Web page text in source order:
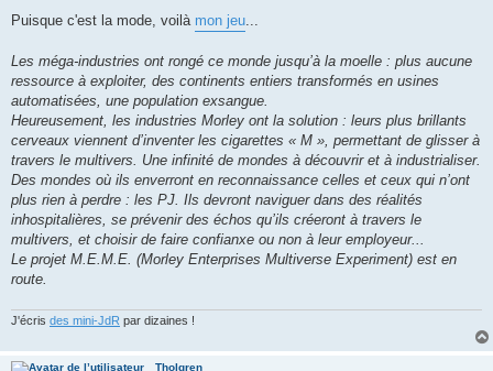
s
g
e
Puisque c'est la mode, voilà mon jeu...
Les méga-industries ont rongé ce monde jusqu’à la moelle : plus aucune
ressource à exploiter, des continents entiers transformés en usines
automatisées, une population exsangue.
Heureusement, les industries Morley ont la solution : leurs plus brillants
cerveaux viennent d’inventer les cigarettes « M », permettant de glisser à
travers le multivers. Une infinité de mondes à découvrir et à industrialiser.
Des mondes où ils enverront en reconnaissance celles et ceux qui n’ont
plus rien à perdre : les PJ. Ils devront naviguer dans des réalités
inhospitalières, se prévenir des échos qu’ils créeront à travers le
multivers, et choisir de faire confianxe ou non à leur employeur...
Le projet M.E.M.E. (Morley Enterprises Multiverse Experiment) est en
route.
J'écris des mini-JdR par dizaines !
Tholgren